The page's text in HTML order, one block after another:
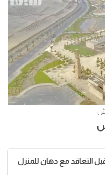
التعاقد مع دهان للمنزل